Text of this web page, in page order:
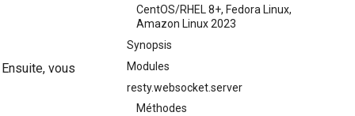
CentOS/RHEL 8+, Fedora Linux,
Amazon Linux 2023
Synopsis
Modules
resty.websocket.server
Méthodes
Ensuite, vous